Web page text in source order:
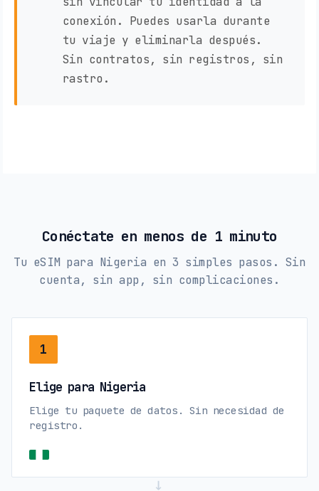
conexión. Puedes usarla durante
tu viaje y eliminarla después.
Sin contratos, sin registros, sin
rastro.
Conéctate en menos de 1 minuto
Tu eSIM para Nigeria en 3 simples pasos. Sin
cuenta, sin app, sin complicaciones.
1
Elige para Nigeria
Elige tu paquete de datos. Sin necesidad de
registro.
→